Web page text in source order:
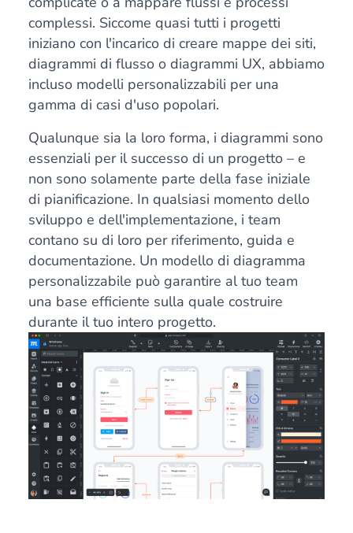
complessi. Siccome quasi tutti i progetti
iniziano con l'incarico di creare mappe dei siti,
diagrammi di flusso o diagrammi UX, abbiamo
incluso modelli personalizzabili per una
gamma di casi d'uso popolari.
Qualunque sia la loro forma, i diagrammi sono
essenziali per il successo di un progetto – e
non sono solamente parte della fase iniziale
di pianificazione. In qualsiasi momento dello
sviluppo e dell'implementazione, i team
contano su di loro per riferimento, guida e
documentazione. Un modello di diagramma
personalizzabile può garantire al tuo team
una base efficiente sulla quale costruire
durante il tuo intero progetto.